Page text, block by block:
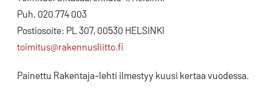
Puh. 020 774 003
Postiosoite: PL 307, 00530 HELSINKI
toimitus@rakennusliitto.fi
Painettu Rakentaja-lehti ilmestyy kuusi kertaa vuodessa.